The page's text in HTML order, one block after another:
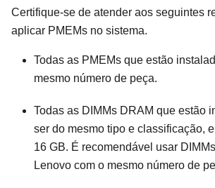
Certifique-se de atender aos seguintes
aplicar PMEMs no sistema.
Todas as PMEMs que estão
mesmo número de peça.
Todas as DIMMs DRAM que estão
ser do mesmo tipo e classificação,
16 GB. É recomendável usar
Lenovo com o mesmo número de